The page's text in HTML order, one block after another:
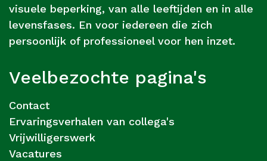
visuele beperking, van alle leeftijden en in alle
levensfases. En voor iedereen die zich
persoonlijk of professioneel voor hen inzet.
Veelbezochte pagina's
Contact
Ervaringsverhalen van collega's
Vrijwilligerswerk
Vacatures